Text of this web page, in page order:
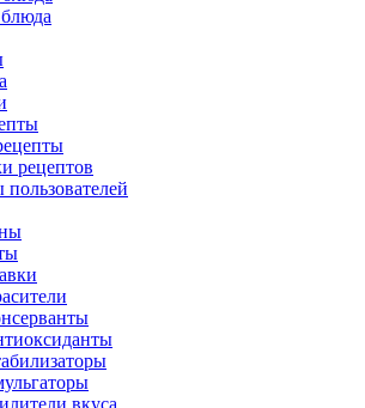
рецептов
пользователей
вкуса